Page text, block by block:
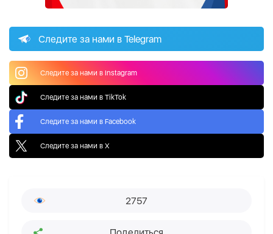
Следите за нами в Telegram
Следите за нами в Instagram
Следите за нами в TikTok
Следите за нами в Facebook
Следите за нами в X
2757